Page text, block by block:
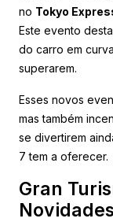
no Tokyo
Este evento
do carro em
superarem.
Esses novos
mas também
se divertirem
7 tem a oferecer.
Gran
Novidades